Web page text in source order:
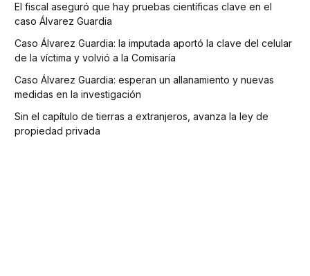
El fiscal aseguró que hay pruebas científicas clave en el
caso Álvarez Guardia
Caso Álvarez Guardia: la imputada aportó la clave del celular
de la víctima y volvió a la Comisaría
Caso Álvarez Guardia: esperan un allanamiento y nuevas
medidas en la investigación
Sin el capítulo de tierras a extranjeros, avanza la ley de
propiedad privada